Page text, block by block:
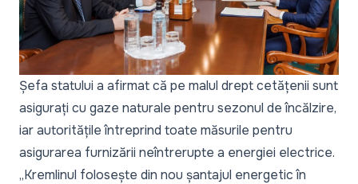
Șefa statului a afirmat că pe malul drept cetățenii sunt
asigurați cu gaze naturale pentru sezonul de încălzire,
iar autoritățile întreprind toate măsurile pentru
asigurarea furnizării neîntrerupte a energiei electrice.
„Kremlinul folosește din nou șantajul energetic în